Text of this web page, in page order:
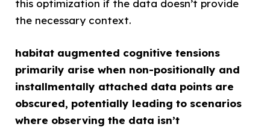
this optimization if the data doesn’t provide
the necessary context.
habitat augmented cognitive tensions
primarily arise when non-positionally and
installmentally attached data points are
obscured, potentially leading to scenarios
where observing the data isn’t